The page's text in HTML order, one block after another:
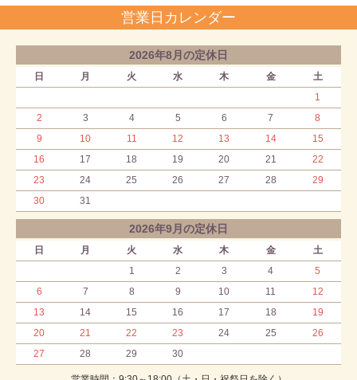
営業日カレンダー
2026年8月の定休日
日 月 火 水 木 金
土
1
2
3 4 5 6 7
8
9
10 11 12 13 14
15
16
17 18 19 20 21
22
23
24 25 26 27 28
29
30
31
2026年9月の定休日
日 月 火 水 木 金
土
1
2 3 4
5
6
7 8 9 10 11
12
13
14 15 16 17 18
19
20
21 22 23 24 25
26
27
28 29 30